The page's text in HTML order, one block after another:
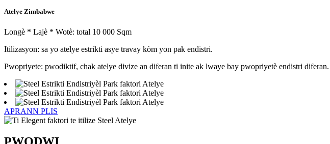
Atelye Zimbabwe
Longè * Lajè * Wotè: total 10 000 Sqm
Itilizasyon: sa yo atelye estrikti asye travay kòm yon pak endistri.
Pwopriyete: pwodiktif, chak atelye divize an diferan ti inite ak lwaye bay pwopriyetè endistri diferan.
APRANN PLIS